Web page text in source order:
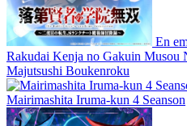
En
Rakudai Kenja no Gakuin Musou
Majutsushi Boukenroku
Mairimashita Iruma-kun 4 Seanson